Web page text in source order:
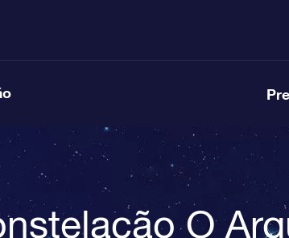
O